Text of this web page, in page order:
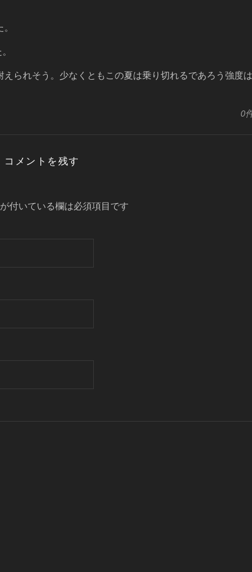
られそう。少なくともこの夏は乗り切れるであろう強度は
0
コメントを残す
が付いている欄は必須項目です